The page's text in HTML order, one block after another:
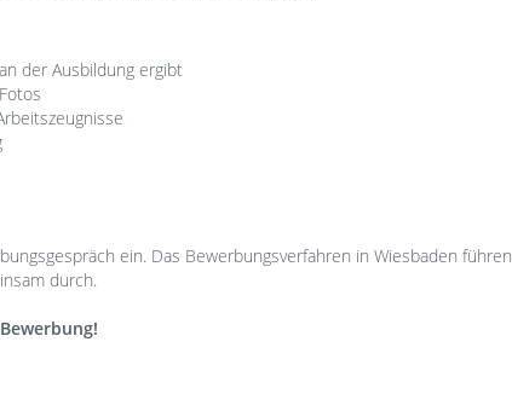
der Ausbildung ergibt
ein. Das Bewerbungsverfahren in Wiesbaden führen
durch.